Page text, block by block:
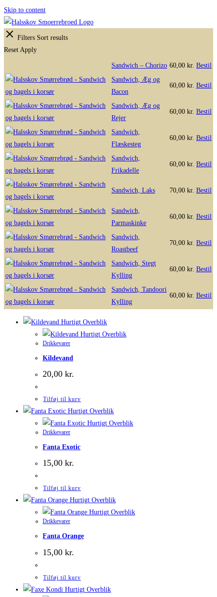
Skip to content
Filters Sort results
Reset Apply
Sandwich – Chorizo 60,00 kr. Bestil
Sandwich, Æg og
Bacon
60,00 kr. Bestil
Sandwich, Æg og
Rejer
60,00 kr. Bestil
Sandwich,
Flæskesteg
60,00 kr. Bestil
Sandwich,
Frikadelle
60,00 kr. Bestil
Sandwich, Laks 70,00 kr. Bestil
Sandwich,
Parmaskinke
60,00 kr. Bestil
Sandwich,
Roastbeef
70,00 kr. Bestil
Sandwich, Stegt
Kylling
60,00 kr. Bestil
Sandwich, Tandoori
Kylling
60,00 kr. Bestil
Hurtigt Overblik
Hurtigt Overblik
Drikkevarer
Kildevand
20,00 kr.
Tilføj til kurv
Hurtigt Overblik
Hurtigt Overblik
Drikkevarer
Fanta Exotic
15,00 kr.
Tilføj til kurv
Hurtigt Overblik
Hurtigt Overblik
Drikkevarer
Fanta Orange
15,00 kr.
Tilføj til kurv
Hurtigt Overblik